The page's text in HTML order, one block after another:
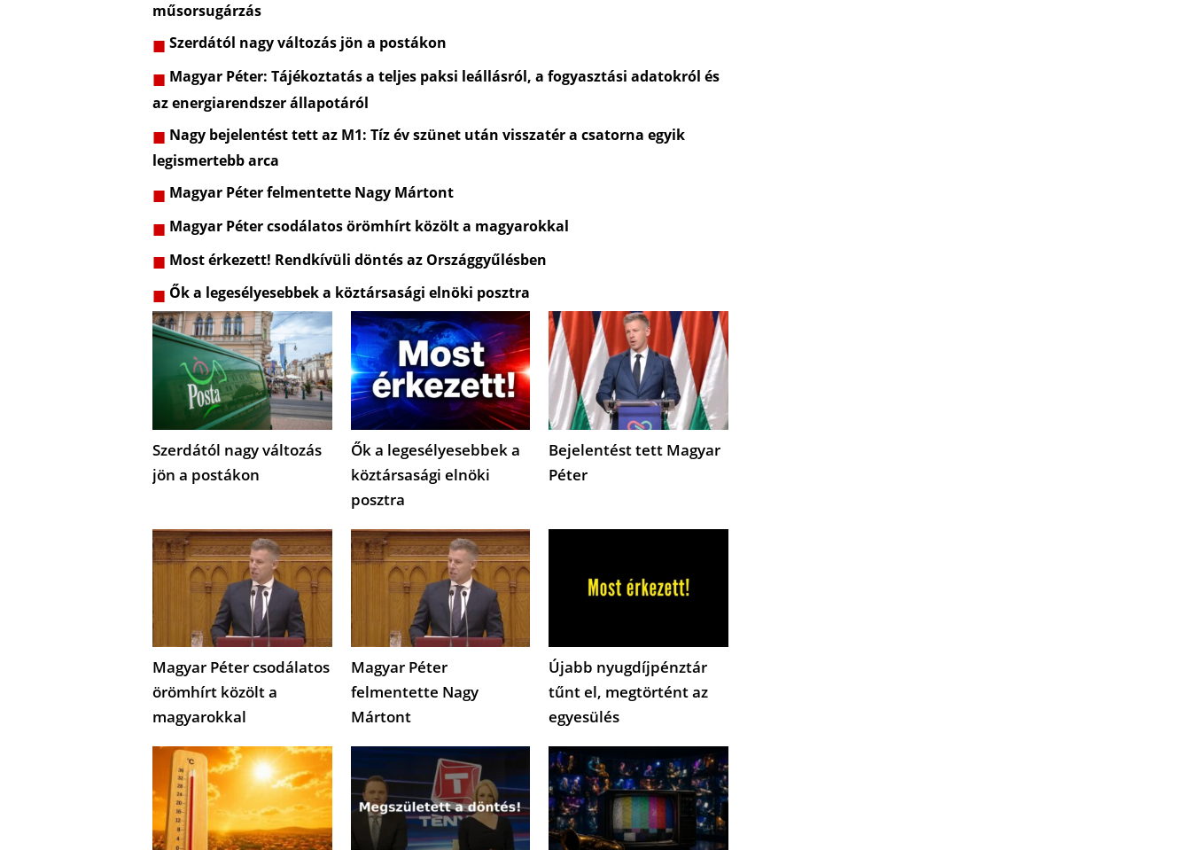
műsorsugárzás
Szerdától nagy változás jön a postákon
Magyar Péter: Tájékoztatás a teljes paksi leállásról, a fogyasztási adatokról és
az energiarendszer állapotáról
Nagy bejelentést tett az M1: Tíz év szünet után visszatér a csatorna egyik
legismertebb arca
Magyar Péter felmentette Nagy Mártont
Magyar Péter csodálatos örömhírt közölt a magyarokkal
Most érkezett! Rendkívüli döntés az Országgyűlésben
Ők a legesélyesebbek a köztársasági elnöki posztra
Szerdától nagy változás
jön a postákon
Ők a legesélyesebbek a
köztársasági elnöki
posztra
Bejelentést tett Magyar
Péter
Magyar Péter csodálatos
örömhírt közölt a
magyarokkal
Magyar Péter
felmentette Nagy
Mártont
Újabb nyugdíjpénztár
tűnt el, megtörtént az
egyesülés